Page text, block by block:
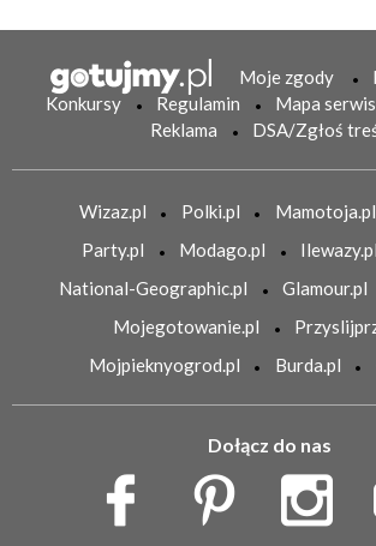
Moje zgody
Konkursy
Regulamin Mapa
Reklama
DSA/Zgłoś
Wizaz.pl Polki.pl Mamotoja.pl
Party.pl
Modago.pl Ilewazy.pl
National-Geographic.pl
Glamour.pl
Mojegotowanie.pl
Mojpieknyogrod.pl
Burda.pl
Dołącz do nas